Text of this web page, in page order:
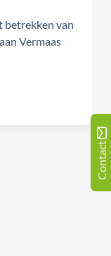
betrekken van
Vermaas
Contact